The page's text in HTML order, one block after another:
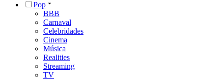
Pop
BBB
Carnaval
Celebridades
Cinema
Música
Realities
Streaming
TV